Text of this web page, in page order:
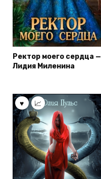
Ректор моего сердца —
Лидия Миленина